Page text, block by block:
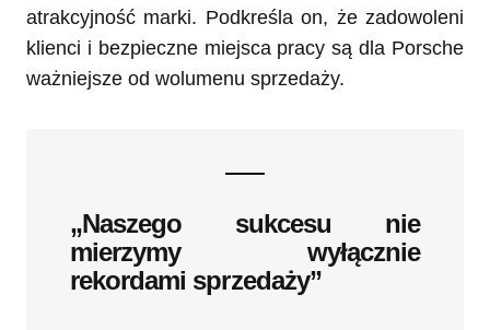
atrakcyjność marki. Podkreśla on, że zadowoleni
klienci i bezpieczne miejsca pracy są dla Porsche
ważniejsze od wolumenu sprzedaży.
„Naszego sukcesu nie
mierzymy wyłącznie
rekordami sprzedaży”